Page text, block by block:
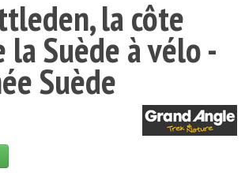
OK la côte
la Suède à vélo -
Suède